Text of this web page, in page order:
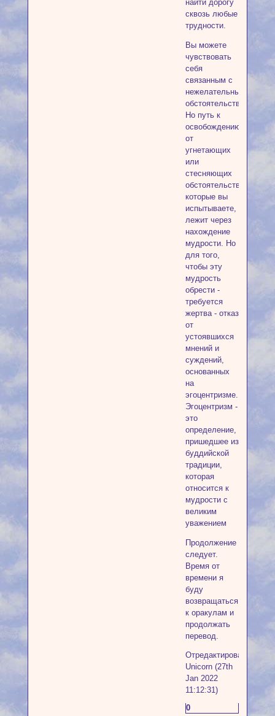
найти дорогу
сквозь любые
трудности.
Вы можете
чувствовать
себя
связанным с
нежелательными
обстоятельствами.
Но путь к
освобождению
от
угнетающих
или
стесняющих
обстоятельств,
которые вы
испытываете,
лежит через
нахождение
мудрости. Но
для того,
чтобы эту
мудрость
обрести -
требуется
жертва - отказ
от
устоявшихся
мнений и
суждений,
основанных
на
эгоцентризме.
Эгоцентризм -
это
определение,
пришедшее из
буддийской
традиции,
которая
относится к
мудрости с
великим
уважением
Продолжение
следует.
Время от
времени я
буду
возвращаться
к оракулам и
продолжать
перевод.
Отредактировано
Unicorn (27th
Jan 2022
11:12:31)
0